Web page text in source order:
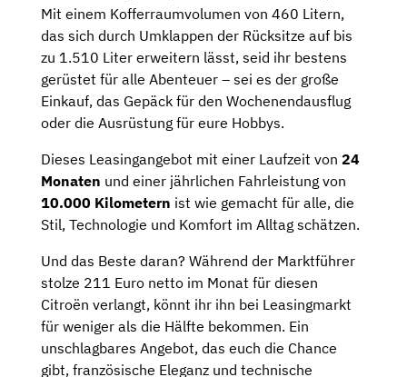
Mit einem Kofferraumvolumen von 460 Litern,
das sich durch Umklappen der Rücksitze auf bis
zu 1.510 Liter erweitern lässt, seid ihr bestens
gerüstet für alle Abenteuer – sei es der große
Einkauf, das Gepäck für den Wochenendausflug
oder die Ausrüstung für eure Hobbys.
Dieses Leasingangebot mit einer Laufzeit von 24
Monaten und einer jährlichen Fahrleistung von
10.000 Kilometern ist wie gemacht für alle, die
Stil, Technologie und Komfort im Alltag schätzen.
Und das Beste daran? Während der Marktführer
stolze 211 Euro netto im Monat für diesen
Citroën verlangt, könnt ihr ihn bei Leasingmarkt
für weniger als die Hälfte bekommen. Ein
unschlagbares Angebot, das euch die Chance
gibt, französische Eleganz und technische